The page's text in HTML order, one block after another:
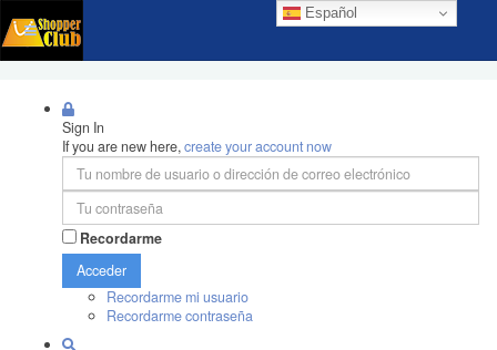
Español
Sign In
If you are new here,create your account now
Recordarme
Acceder
Recordarme mi usuario
Recordarme contraseña